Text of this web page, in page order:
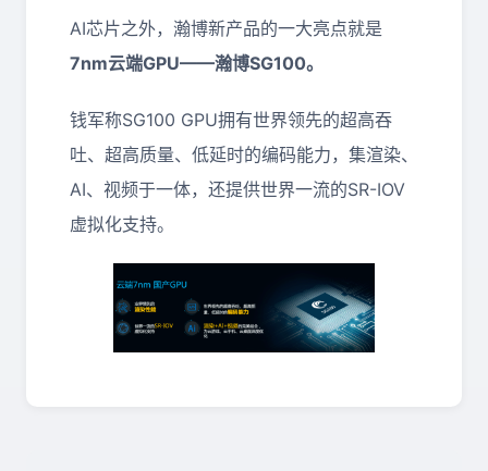
AI芯片之外，瀚博新产品的一大亮点就是
7nm云端GPU——瀚博SG100。
钱军称SG100 GPU拥有世界领先的超高吞
吐、超高质量、低延时的编码能力，集渲染、
AI、视频于一体，还提供世界一流的SR-IOV
虚拟化支持。